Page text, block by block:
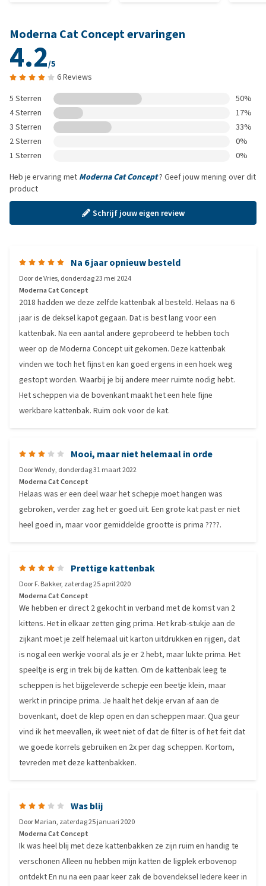
Moderna Cat Concept ervaringen
4.2/5
6 Reviews
5 Sterren
50%
4 Sterren
17%
3 Sterren
33%
2 Sterren
0%
1 Sterren
0%
Heb je ervaring met Moderna Cat Concept? Geef jouw mening over dit
product
Schrijf jouw eigen review
Na 6 jaar opnieuw besteld
Doorde Vries, donderdag 23 mei 2024
Moderna Cat Concept
2018 hadden we deze zelfde kattenbak al besteld. Helaas na 6
jaar is de deksel kapot gegaan. Dat is best lang voor een
kattenbak. Na een aantal andere geprobeerd te hebben toch
weer op de Moderna Concept uit gekomen. Deze kattenbak
vinden we toch het fijnst en kan goed ergens in een hoek weg
gestopt worden. Waarbij je bij andere meer ruimte nodig hebt.
Het scheppen via de bovenkant maakt het een hele fijne
werkbare kattenbak. Ruim ook voor de kat.
Mooi, maar niet helemaal in orde
DoorWendy, donderdag 31 maart 2022
Moderna Cat Concept
Helaas was er een deel waar het schepje moet hangen was
gebroken, verder zag het er goed uit. Een grote kat past er niet
heel goed in, maar voor gemiddelde grootte is prima ????.
Prettige kattenbak
DoorF. Bakker, zaterdag 25 april 2020
Moderna Cat Concept
We hebben er direct 2 gekocht in verband met de komst van 2
kittens. Het in elkaar zetten ging prima. Het krab-stukje aan de
zijkant moet je zelf helemaal uit karton uitdrukken en rijgen, dat
is nogal een werkje vooral als je er 2 hebt, maar lukte prima. Het
speeltje is erg in trek bij de katten. Om de kattenbak leeg te
scheppen is het bijgeleverde schepje een beetje klein, maar
werkt in principe prima. Je haalt het dekje ervan af aan de
bovenkant, doet de klep open en dan scheppen maar. Qua geur
vind ik het meevallen, ik weet niet of dat de filter is of het feit dat
we goede korrels gebruiken en 2x per dag scheppen. Kortom,
tevreden met deze kattenbakken.
Was blij
DoorMarian, zaterdag 25 januari 2020
Moderna Cat Concept
Ik was heel blij met deze kattenbakken ze zijn ruim en handig te
verschonen Alleen nu hebben mijn katten de ligplek erbovenop
ontdekt En nu na een paar keer zak de bovendeksel Iedere keer in